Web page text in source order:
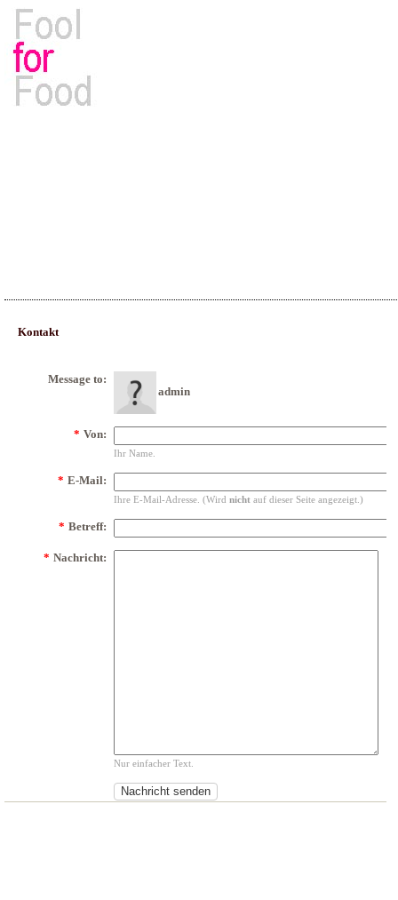
Kontakt
Message to:
admin
* Von:
Ihr Name.
* E-Mail:
Ihre E-Mail-Adresse. (Wird nicht auf dieser Seite angezeigt.)
* Betreff:
* Nachricht:
Nur einfacher Text.